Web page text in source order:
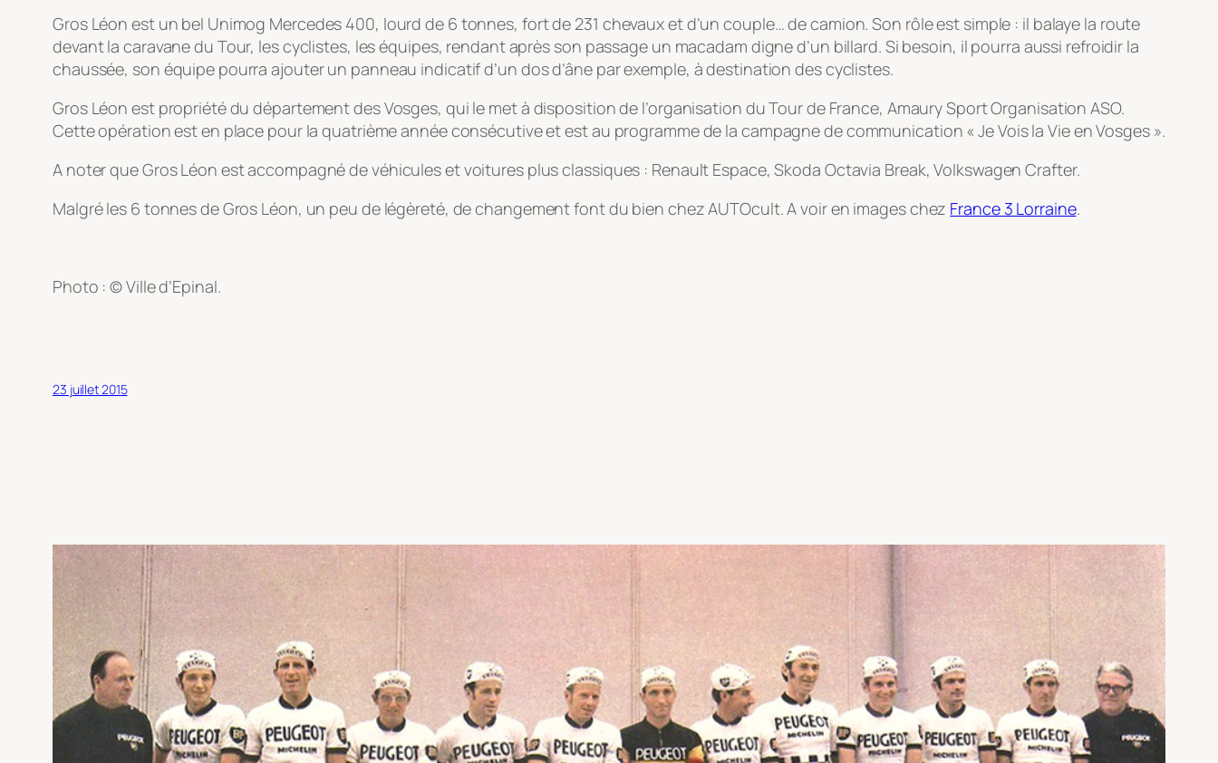
Gros Léon est un bel Unimog Mercedes 400, lourd de 6 tonnes, fort de 231 chevaux et d’un couple… de camion. Son rôle est simple : il balaye la route
devant la caravane du Tour, les cyclistes, les équipes, rendant après son passage un macadam digne d’un billard. Si besoin, il pourra aussi refroidir la
chaussée, son équipe pourra ajouter un panneau indicatif d’un dos d’âne par exemple, à destination des cyclistes.
Gros Léon est propriété du département des Vosges, qui le met à disposition de l’organisation du Tour de France, Amaury Sport Organisation ASO.
Cette opération est en place pour la quatrième année consécutive et est au programme de la campagne de communication « Je Vois la Vie en Vosges ».
A noter que Gros Léon est accompagné de véhicules et voitures plus classiques : Renault Espace, Skoda Octavia Break, Volkswagen Crafter.
Malgré les 6 tonnes de Gros Léon, un peu de légèreté, de changement font du bien chez AUTOcult. A voir en images chez France 3 Lorraine.
Photo : © Ville d’Epinal.
23 juillet 2015